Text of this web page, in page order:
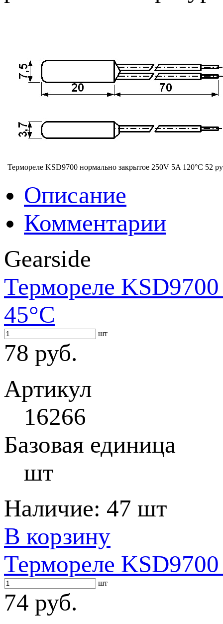
Термореле KSD9700 нормально закрытое 250V 5A 120°С 52
Описание
Комментарии
Gearside
Термореле
45°С
шт
78 руб.
Артикул
16266
Базовая единица
шт
Наличие: 47 шт
В корзину
Термореле
шт
74 руб.